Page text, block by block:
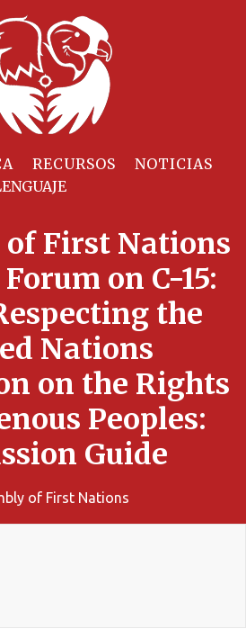
RECURSOS NOTICIAS
of First Nations
on C-15:
the
Nations
on the Rights
Peoples:
Guide
of First Nations